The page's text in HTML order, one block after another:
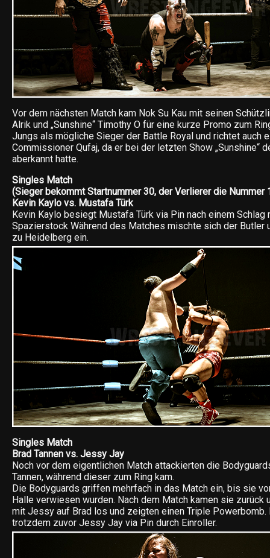
Vor dem nächsten Match kam Nok Su Kau mit seinen
Alrik und „Sunshine“ Timothy O für eine kurze Promo zum
Jungs als mögliche Sieger der Battle Royal und richtet auch
Commissioner Qufaj, da er bei der letzten Show „Sunshine“
aberkannt hatte.
Singles Match
(Sieger bekommt Startnummer 30, der Verlierer die Nummer
Kevin Kaylo vs. Mustafa Türk
Kevin Kaylo besiegt Mustafa Türk via Pin nach einem Schlag
Spazierstock Während des Matches mischte sich der Butler
zu Heidelberg ein.
Singles Match
Brad Tannen vs. Jessy Jay
Noch vor dem eigentlichen Match attackierten die
Tannen, während dieser zum Ring kam.
Die Bodyguards griffen mehrfach in das Match ein, bis sie
Halle verwiesen wurden. Nach dem Match kamen sie zurück
mit Jessy auf Brad los und zeigten einen Triple Powerbomb.
trotzdem zuvor Jessy Jay via Pin durch Einroller.